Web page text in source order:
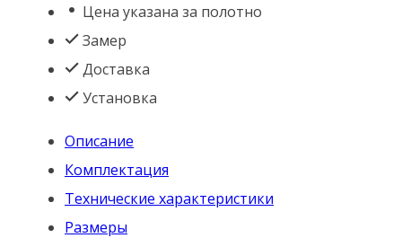
SL-
(классический
электронный
замок)
Цена указана за полотно
Замер
Доставка
Установка
Описание
Комплектация
Технические характеристики
Размеры